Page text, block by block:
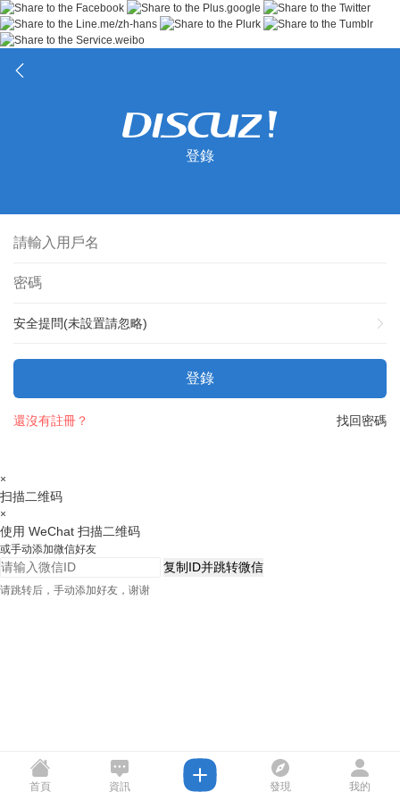
登錄
安全提問(未設置請忽略)
登錄
找回密碼
還沒有註冊？
×
扫描二维码
×
使用 WeChat 扫描二维码
或手动添加微信好友
复制ID并跳转微信
请跳转后，手动添加好友，谢谢
首頁 資訊 發現 我的